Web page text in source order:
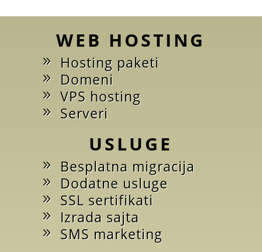
WEB HOSTING
Hosting paketi
Domeni
VPS hosting
Serveri
USLUGE
Besplatna migracija
Dodatne usluge
SSL sertifikati
Izrada sajta
SMS marketing